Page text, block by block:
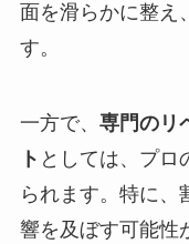
面を滑らかに整え
す。
一方で、 専門のリ
ト としては、プロ
られます。特に、
響を及ぼす可能性